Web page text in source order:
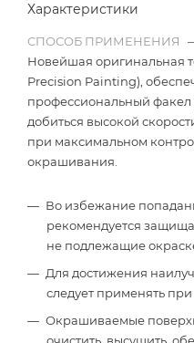
Характеристики
СПОСОБ ПРИМЕНЕНИЯ
Новейшая оригинальная
Precision Painting),
профессиональный факел
добиться высокой
при максимальном
окрашивания.
Во избежание
рекомендуется
не подлежащие
Для достижения
следует применять
Окрашиваемые